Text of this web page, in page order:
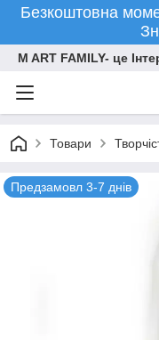
Безкоштовна
M ART FAMILY- це
Товари
Предзамовл 3-7 днів